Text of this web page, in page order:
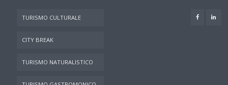
TURISMO CULTURALE
CITY BREAK
TURISMO NATURALISTICO